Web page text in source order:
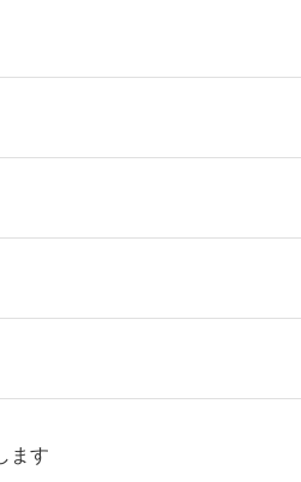
ます